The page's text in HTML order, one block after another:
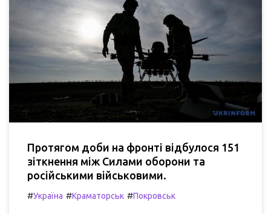
Протягом доби на фронті відбулося 151
зіткнення між Силами оборони та
російськими військовими.
#Україна #Краматорськ #Покровськ